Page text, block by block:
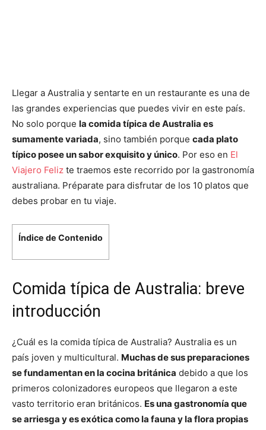
Llegar a Australia y sentarte en un restaurante es una de
las grandes experiencias que puedes vivir en este país.
No solo porque la comida típica de Australia es
sumamente variada, sino también porque cada plato
típico posee un sabor exquisito y único. Por eso en El
Viajero Feliz te traemos este recorrido por la gastronomía
australiana. Préparate para disfrutar de los 10 platos que
debes probar en tu viaje.
Índice de Contenido
Comida típica de Australia: breve
introducción
¿Cuál es la comida típica de Australia? Australia es un
país joven y multicultural. Muchas de sus preparaciones
se fundamentan en la cocina británica debido a que los
primeros colonizadores europeos que llegaron a este
vasto territorio eran británicos. Es una gastronomía que
se arriesga y es exótica como la fauna y la flora propias